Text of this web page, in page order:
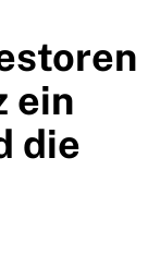
ein
die